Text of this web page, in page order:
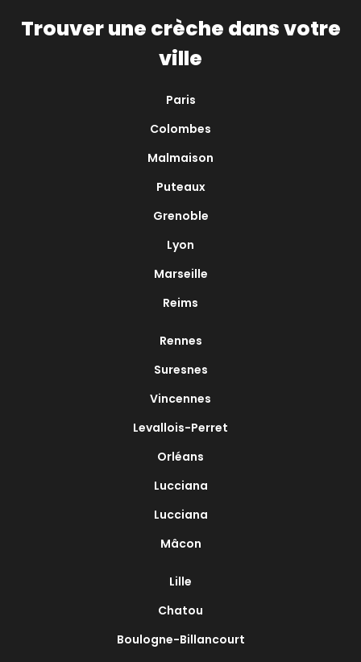
Trouver une crèche dans votre
ville
Paris
Colombes
Malmaison
Puteaux
Grenoble
Lyon
Marseille
Reims
Rennes
Suresnes
Vincennes
Levallois-Perret
Orléans
Lucciana
Lucciana
Mâcon
Lille
Chatou
Boulogne-Billancourt